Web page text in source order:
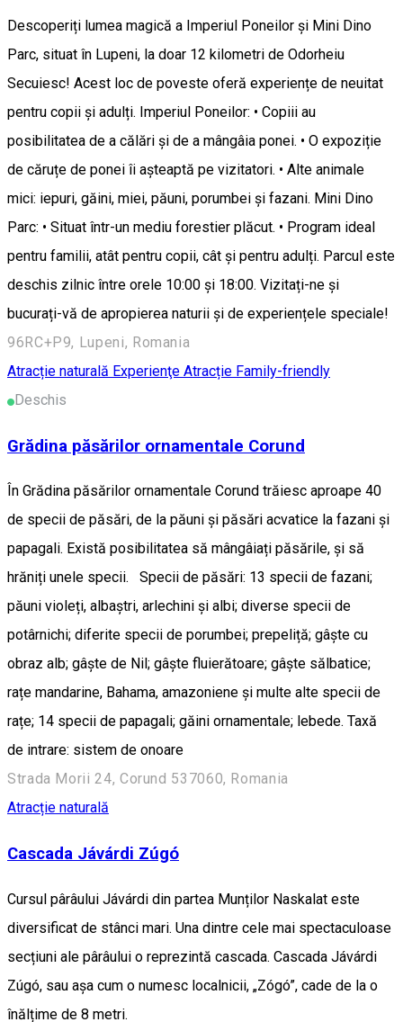
Descoperiți lumea magică a Imperiul Poneilor și Mini Dino
Parc, situat în Lupeni, la doar 12 kilometri de Odorheiu
Secuiesc! Acest loc de poveste oferă experiențe de neuitat
pentru copii și adulți. Imperiul Poneilor: • Copiii au
posibilitatea de a călări și de a mângâia ponei. • O expoziție
de căruțe de ponei îi așteaptă pe vizitatori. • Alte animale
mici: iepuri, găini, miei, păuni, porumbei și fazani. Mini Dino
Parc: • Situat într-un mediu forestier plăcut. • Program ideal
pentru familii, atât pentru copii, cât și pentru adulți. Parcul este
deschis zilnic între orele 10:00 și 18:00. Vizitați-ne și
bucurați-vă de apropierea naturii și de experiențele speciale!
96RC+P9, Lupeni, Romania
Atracție naturală Experienţe Atracție Family-friendly
Deschis
Grădina păsărilor ornamentale Corund
În Grădina păsărilor ornamentale Corund trăiesc aproape 40
de specii de păsări, de la păuni și păsări acvatice la fazani și
papagali. Există posibilitatea să mângâiați păsările, și să
hrăniți unele specii. Specii de păsări: 13 specii de fazani;
păuni violeți, albaștri, arlechini și albi; diverse specii de
potârnichi; diferite specii de porumbei; prepeliță; gâște cu
obraz alb; gâște de Nil; gâște fluierătoare; gâște sălbatice;
rațe mandarine, Bahama, amazoniene și multe alte specii de
rațe; 14 specii de papagali; găini ornamentale; lebede. Taxă
de intrare: sistem de onoare
Strada Morii 24, Corund 537060, Romania
Atracție naturală
Cascada Jávárdi Zúgó
Cursul pârâului Jávárdi din partea Munților Naskalat este
diversificat de stânci mari. Una dintre cele mai spectaculoase
secțiuni ale pârâului o reprezintă cascada. Cascada Jávárdi
Zúgó, sau așa cum o numesc localnicii, „Zógó”, cade de la o
înălțime de 8 metri.